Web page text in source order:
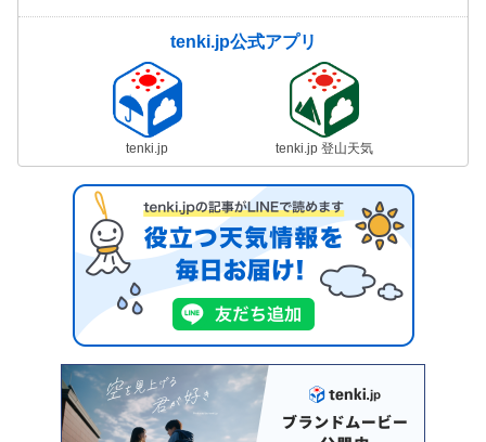
tenki.jp公式アプリ
tenki.jp tenki.jp 登山天気